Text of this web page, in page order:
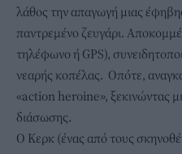
λάθος την απαγωγή μιας
παντρεμένο ζευγάρι.
τηλέφωνο ή GPS),
νεαρής κοπέλας. Οπότε,
«action heroine», ξεκινώντας
διάσωσης.
Ο Κερκ (ένας από τους